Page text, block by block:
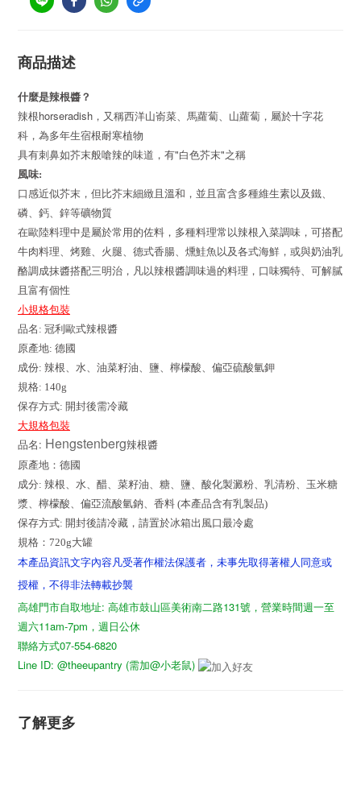
商品描述
什麼是辣根醬？
辣根horseradish ，又稱西洋山嵛菜、馬蘿蔔、山蘿蔔，屬於十字花
科，為多年生宿根耐寒植物
具有刺鼻如芥末般嗆辣的味道，有"白色芥末"之稱
風味:
口感近似芥末，但比芥末細緻且溫和，並且富含多種維生素以及鐵、
磷、鈣、鋅等礦物質
在歐陸料理中是屬於常用的佐料，多種料理常以辣根入菜調味，可搭配
牛肉料理、烤雞、火腿、德式香腸、燻鮭魚以及各式海鮮，或與奶油乳
酪調成抹醬搭配三明治，凡以辣根醬調味過的料理，口味獨特、可解膩
且富有個性
小規格包裝
品名: 冠利歐式辣根醬
原產地: 德國
成份: 辣根、水、油菜籽油、鹽、檸檬酸、偏亞硫酸氫鉀
規格: 140g
保存方式: 開封後需冷藏
大規格包裝
品名 : Hengstenberg辣根醬
原產地：德國
成分: 辣根、水、醋、菜籽油、糖、鹽、酸化製澱粉、乳清粉、玉米糖
漿、 檸檬酸、偏亞流酸氫鈉、香料 (本產品含有乳製品)
保存方式: 開封後請冷藏，請置於冰箱出風口最冷處
規格： 720g大罐
本產品資訊文字內容凡受著作權法保護者，未事先取得著權人同意或
授權，不得非法轉載抄襲
高雄門市自取地址: 高雄市鼓山區美術南二路131號，營業時間週一至
週六11am-7pm，週日公休
聯絡方式07-554-6820
Line ID: @theeupantry (需加@小老鼠)
了解更多